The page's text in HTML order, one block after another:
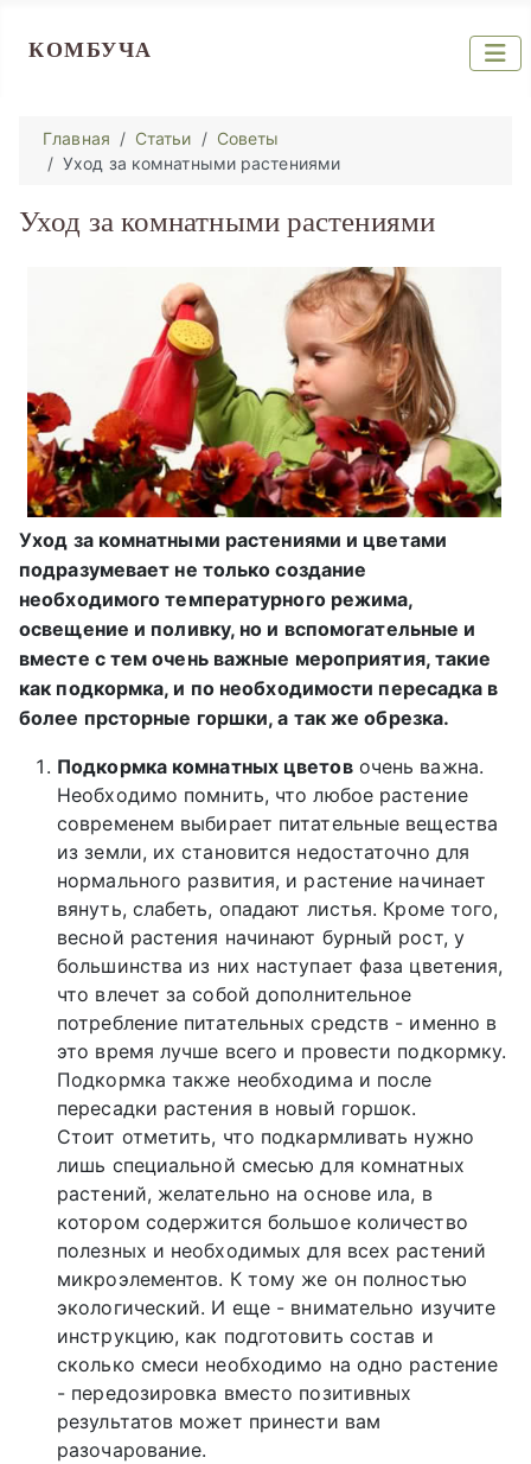
КОМБУЧА
Главная Статьи
Советы
Уход за комнатными растениями
Уход за комнатными растениями
Уход за комнатными растениями и цветами
подразумевает не только создание
необходимого температурного режима,
освещение и поливку, но и вспомогательные и
вместе с тем очень важные мероприятия, такие
как подкормка, и по необходимости пересадка в
более прсторные горшки, а так же обрезка.
Подкормка комнатных цветовочень важна.
Необходимо помнить, что любое растение
современем выбирает питательные вещества
из земли, их становится недостаточно для
нормального развития, и растение начинает
вянуть, слабеть, опадают листья. Кроме того,
весной растения начинают бурный рост, у
большинства из них наступает фаза цветения,
что влечет за собой дополнительное
потребление питательных средств - именно в
это время лучше всего и провести подкормку.
Подкормка также необходима и после
пересадки растения в новый горшок.
Стоит отметить, что подкармливать нужно
лишь специальной смесью для комнатных
растений, желательно на основе ила, в
котором содержится большое количество
полезных и необходимых для всех растений
микроэлементов. К тому же он полностью
экологический. И еще - внимательно изучите
инструкцию, как подготовить состав и
сколько смеси необходимо на одно растение
- передозировка вместо позитивных
результатов может принести вам
разочарование.